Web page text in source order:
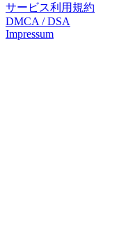
サービス利用規約
DMCA / DSA
Impressum